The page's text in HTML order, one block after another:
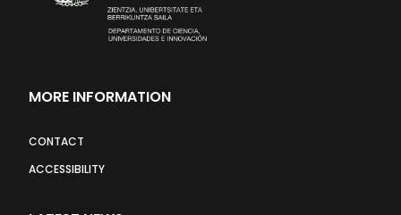
MORE INFORMATION
CONTACT
ACCESSIBILITY